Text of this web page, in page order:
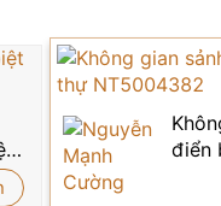
tinh tế và chuẩn
qua hotline0915
điển